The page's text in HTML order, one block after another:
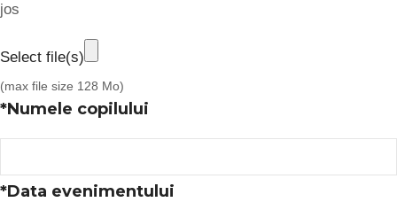
jos
Select file(s)
(max file size 128 Mo)
*Numele copilului
*Data evenimentului